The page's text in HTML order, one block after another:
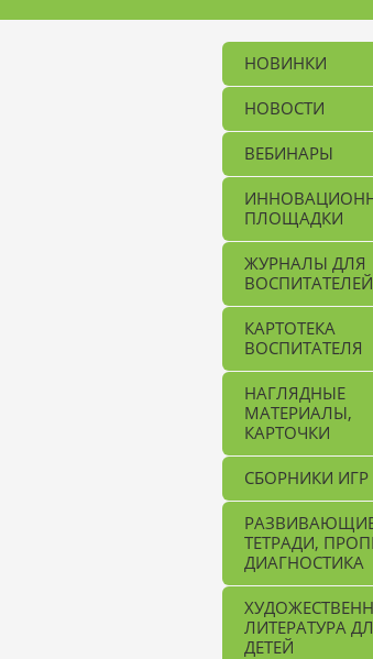
НОВИНКИ
НОВОСТИ
ВЕБИНАРЫ
ПЛОЩАДКИ
ЖУРНАЛЫ ДЛЯ
ВОСПИТАТЕЛЕЙ
КАРТОТЕКА
ВОСПИТАТЕЛЯ
НАГЛЯДНЫЕ
МАТЕРИАЛЫ,
КАРТОЧКИ
СБОРНИКИ ИГР
ТЕТРАДИ,
ДИАГНОСТИКА
ЛИТЕРАТУРА
ДЕТЕЙ